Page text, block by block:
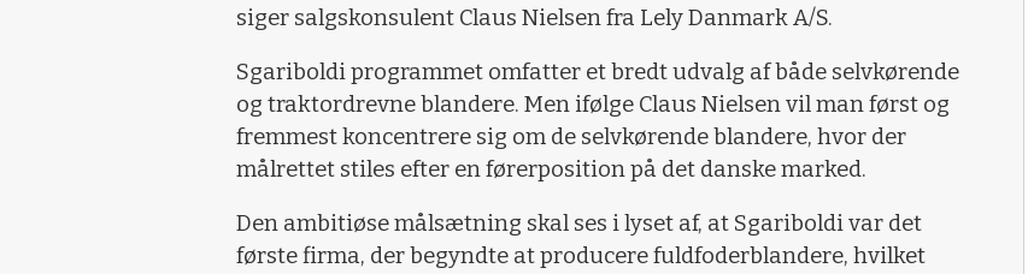
siger salgskonsulent Claus Nielsen fra Lely Danmark A/S.
Sgariboldi programmet omfatter et bredt udvalg af både selvkørende
og traktordrevne blandere. Men ifølge Claus Nielsen vil man først og
fremmest koncentrere sig om de selvkørende blandere, hvor der
målrettet stiles efter en førerposition på det danske marked.
Den ambitiøse målsætning skal ses i lyset af, at Sgariboldi var det
første firma, der begyndte at producere fuldfoderblandere, hvilket